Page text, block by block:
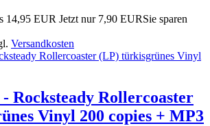
14,95 EUR Jetzt nur 7,90 EURSie sparen
Versandkosten
- Rocksteady Rollercoaster
Vinyl 200 copies + MP3